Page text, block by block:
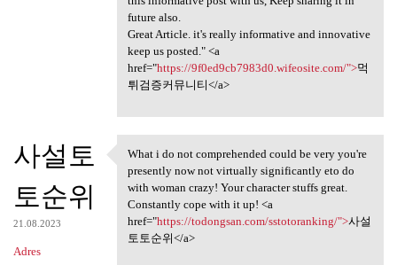
future also.
Great Article. it's really informative and innovative
keep us posted." <a
href="https://9f0ed9cb7983d0.wifeosite.com/">먹
튀검증커뮤니티</a>
사설토
토순위
21.08.2023
Adres
What i do not comprehended
What i do not comprehended could be very you're
presently now not virtually significantly eto do
with woman crazy! Your character stuffs great.
Constantly cope with it up! <a
href="https://todongsan.com/sstotoranking/">사설
토토순위</a>